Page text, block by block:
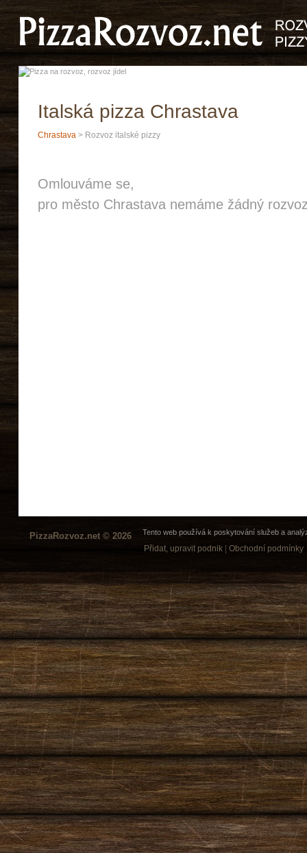
Italská pizza Chrastava
Chrastava > Rozvoz italské pizzy
Omlouváme se,
pro město Chrastava nemáme žádný
Tento web používá k poskytování služeb a
PizzaRozvoz.net © 2026
Přidat, upravit podnik Obchodní podmínky